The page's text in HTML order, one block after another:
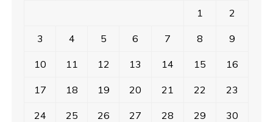
1 2
3 4 5 6 7 8 9
10 11 12 13 14 15 16
17 18 19 20 21 22 23
24 25 26 27 28 29 30